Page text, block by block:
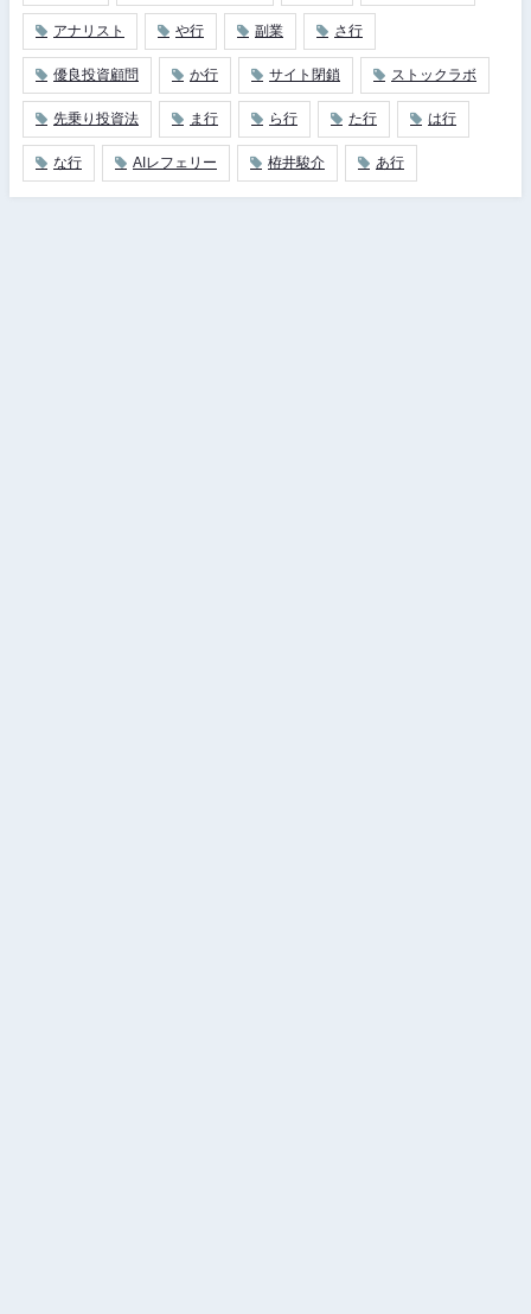
アナリスト や行 副業 さ行
優良投資顧問 か行 サイト閉鎖 ストックラボ
先乗り投資法 ま行 ら行 た行 は行
な行 AIレフェリー 栫井駿介 あ行